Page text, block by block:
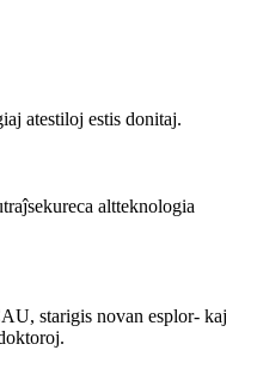
atestiloj estis donitaj.
altteknologia
starigis novan esplor- kaj